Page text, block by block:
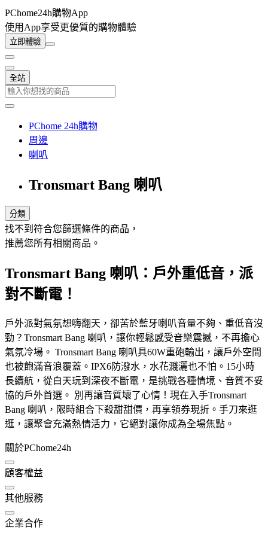
PChome24h購物App
使用App享受更優質的購物體驗
立即體驗
全站
PChome 24h購物
周邊
喇叭
Tronsmart Bang 喇叭
分類
找不到符合您篩選條件的商品，
推薦您所有相關商品。
Tronsmart Bang 喇叭：戶外重低音，派
對不斷電！
戶外派對氣氛想嗨翻天，卻苦於藍牙喇叭音量不夠、重低音沒
勁？Tronsmart Bang 喇叭，讓你輕鬆感受音樂震撼，不再擔心
氣氛冷場。 Tronsmart Bang 喇叭具60W重砲輸出，讓戶外空間
也被飽滿音浪覆蓋。IPX6防潑水，水花濺灑也不怕。15小時
長續航，從白天玩到深夜不斷電，是挑戰各種情境、音質不妥
協的戶外首選。 別再讓音質壞了心情！現在入手Tronsmart
Bang 喇叭，限時組合下殺甜甜價，再享領券現折。手刀來逛
逛，讓聚會充滿熱情活力，它絕對讓你成為全場焦點。
關於PChome24h
顧客權益
其他服務
企業合作